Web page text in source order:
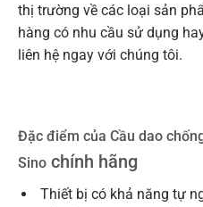
thị trường về các loại sản
hàng có nhu cầu sử dụng
liên hệ ngay với chúng tôi.
Đặc điểm của Cầu dao
Sinochính hãng
Thiết bị có khả năng tự